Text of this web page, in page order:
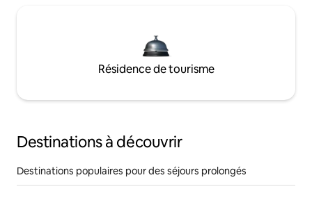
Résidence de tourisme
Destinations à découvrir
Destinations populaires pour des séjours prolongés